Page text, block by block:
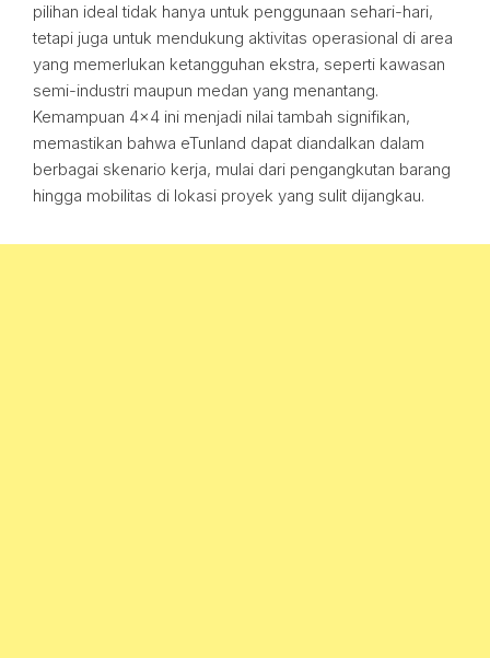
pilihan ideal tidak hanya untuk penggunaan sehari-hari,
tetapi juga untuk mendukung aktivitas operasional di area
yang memerlukan ketangguhan ekstra, seperti kawasan
semi-industri maupun medan yang menantang.
Kemampuan 4×4 ini menjadi nilai tambah signifikan,
memastikan bahwa eTunland dapat diandalkan dalam
berbagai skenario kerja, mulai dari pengangkutan barang
hingga mobilitas di lokasi proyek yang sulit dijangkau.